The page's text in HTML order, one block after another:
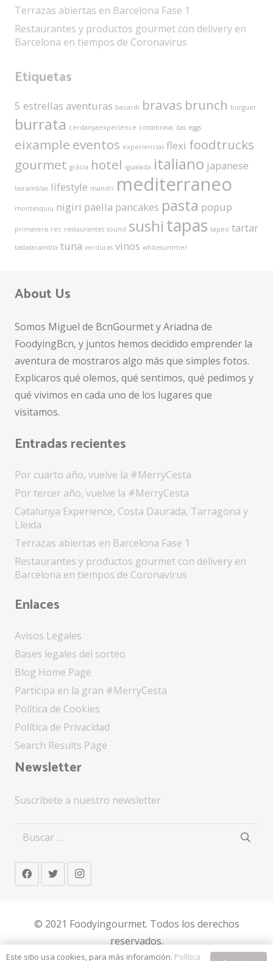
Terrazas abiertas en Barcelona Fase 1
Restaurantes y productos gourmet con delivery en
Barcelona en tiempos de Coronavirus
Etiquetas
5 estrellas aventuras bacardi bravas brunch burguer
burrata cerdanyaexperience costabrava das eggs
eixample eventos experiencias flexi foodtrucks
gourmet gràcia hotel igualada italiano japanese
lasramblas lifestyle mandri mediterraneo
montesquiu nigiri paella pancakes pasta popup
primavera rec restaurantes sound sushi tapas tapeo tartar
tastalarambla tuna verduras vinos whitesummer
About Us
Somos Miguel de BcnGourmet y Ariadna de
FoodyingBcn, y juntos hemos decidido emprender la
aventura de mostraros algo más que simples fotos.
Explicaros qué olemos, qué sentimos, qué pedimos y
qué vivimos en cada uno de los lugares que
visitamos.
Entradas recientes
Por cuarto año, vuelve la #MerryCesta
Por tercer año, vuelve la #MerryCesta
Catalunya Experience, Costa Daurada, Tarragona y
Lleida
Terrazas abiertas en Barcelona Fase 1
Restaurantes y productos gourmet con delivery en
Barcelona en tiempos de Coronavirus
Enlaces
Avisos Legales
Bases legales del sorteo
Blog Home Page
Participa en la gran #MerryCesta
Política de Cookies
Política de Privacidad
Search Results Page
Newsletter
Suscribete a nuestro newsletter
Buscar:
© 2021 Foodyingourmet. Todos los derechos
reservados.
Design by Arnau Campos
Este sitio usa cookies, para más inforamción. Política